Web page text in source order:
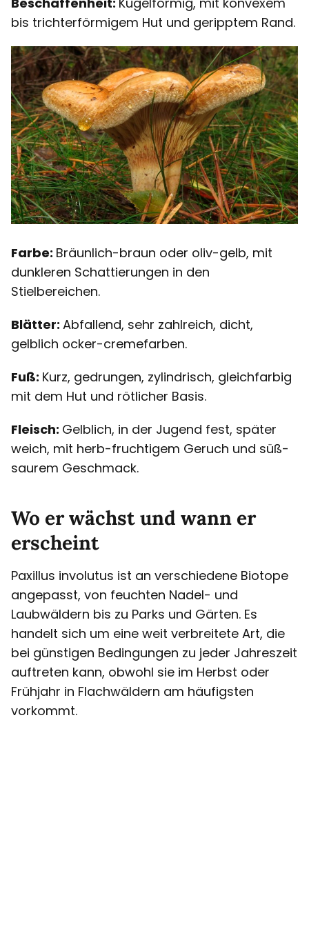
bis trichterförmigem Hut und geripptem Rand.
Farbe: Bräunlich-braun oder oliv-gelb, mit
dunkleren Schattierungen in den
Stielbereichen.
Blätter: Abfallend, sehr zahlreich, dicht,
gelblich ocker-cremefarben.
Fuß: Kurz, gedrungen, zylindrisch, gleichfarbig
mit dem Hut und rötlicher Basis.
Fleisch: Gelblich, in der Jugend fest, später
weich, mit herb-fruchtigem Geruch und süß-
saurem Geschmack.
Wo er wächst und wann er
erscheint
Paxillus involutus ist an verschiedene Biotope
angepasst, von feuchten Nadel- und
Laubwäldern bis zu Parks und Gärten. Es
handelt sich um eine weit verbreitete Art, die
bei günstigen Bedingungen zu jeder Jahreszeit
auftreten kann, obwohl sie im Herbst oder
Frühjahr in Flachwäldern am häufigsten
vorkommt.